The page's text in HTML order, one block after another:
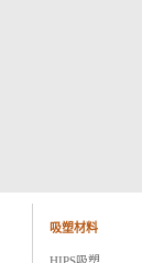
吸塑材料